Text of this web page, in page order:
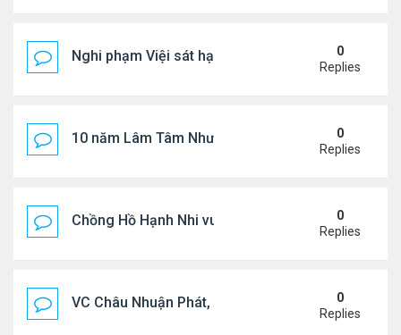
Nghi phạm Việi sát hại cụ bà 91 tuổi, phi tang xác
0
Replies
10 năm Lâm Tâm Như - Hoắc Kiến Hoa
0
Replies
Chồng Hồ Hạnh Nhi vui vẻ ôm người cũ của vợ
0
Replies
VC Châu Nhuận Phát, Lưu Gia Linh viếng vợ cũ ..
0
Replies